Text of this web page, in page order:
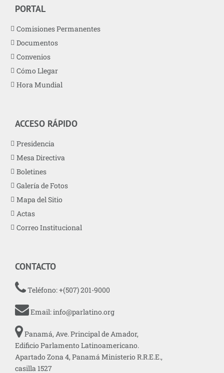
PORTAL
Comisiones Permanentes
Documentos
Convenios
Cómo Llegar
Hora Mundial
ACCESO RÁPIDO
Presidencia
Mesa Directiva
Boletines
Galería de Fotos
Mapa del Sitio
Actas
Correo Institucional
CONTACTO
Teléfono: +(507) 201-9000
Email:info@parlatino.org
Panamá, Ave. Principal de Amador,
Edificio Parlamento Latinoamericano.
Apartado Zona 4, Panamá Ministerio R.R.E.E.,
casilla 1527